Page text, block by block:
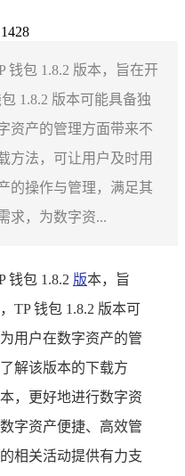
钱包 1.8.2 版本，旨在开
1.8.2 版本可能具备独
资产的管理方面带来不
方法，可让用户及时用
的操作与管理，满足其
求，为数字资...
钱包 1.8.2 版本，旨
TP 钱包 1.8.2 版本可
用户在数字资产的管
解该版本的下载方
，更好地进行数字资
字资产便捷、高效管
相关活动提供有力支